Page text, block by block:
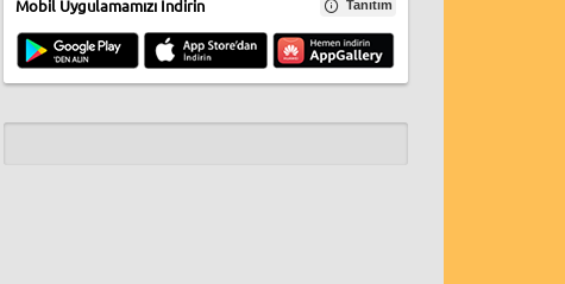
Mobil Uygulamamızı İndirin Tanıtım